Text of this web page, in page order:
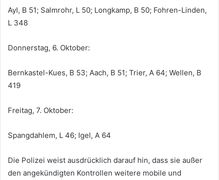
Ayl, B 51; Salmrohr, L 50; Longkamp, B 50; Fohren-Linden,
L 348
Donnerstag, 6. Oktober:
Bernkastel-Kues, B 53; Aach, B 51; Trier, A 64; Wellen, B
419
Freitag, 7. Oktober:
Spangdahlem, L 46; Igel, A 64
Die Polizei weist ausdrücklich darauf hin, dass sie außer
den angekündigten Kontrollen weitere mobile und